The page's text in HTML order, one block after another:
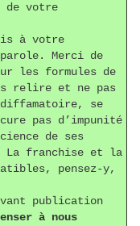
de votre
à votre
Merci de
les formules de
relire et ne pas
diffamatoire, se
pas d’impunité
de ses
La franchise et la
pensez-y,
publication
à nous